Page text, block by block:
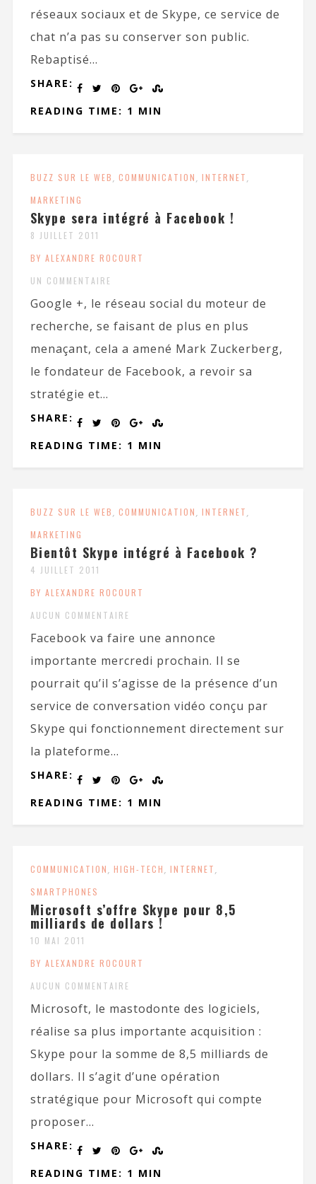
réseaux sociaux et de Skype, ce service de
chat n’a pas su conserver son public.
Rebaptisé...
SHARE:
READING TIME: 1 MIN
BUZZ SUR LE WEB, COMMUNICATION, INTERNET,
MARKETING
Skype sera intégré à Facebook !
8 JUILLET 2011
BY ALEXANDRE ROCOURT
UN COMMENTAIRE
Google +, le réseau social du moteur de
recherche, se faisant de plus en plus
menaçant, cela a amené Mark Zuckerberg,
le fondateur de Facebook, a revoir sa
stratégie et...
SHARE:
READING TIME: 1 MIN
BUZZ SUR LE WEB, COMMUNICATION, INTERNET,
MARKETING
Bientôt Skype intégré à Facebook ?
4 JUILLET 2011
BY ALEXANDRE ROCOURT
AUCUN COMMENTAIRE
Facebook va faire une annonce
importante mercredi prochain. Il se
pourrait qu’il s’agisse de la présence d’un
service de conversation vidéo conçu par
Skype qui fonctionnement directement sur
la plateforme...
SHARE:
READING TIME: 1 MIN
COMMUNICATION, HIGH-TECH, INTERNET,
SMARTPHONES
Microsoft s’offre Skype pour 8,5
milliards de dollars !
10 MAI 2011
BY ALEXANDRE ROCOURT
AUCUN COMMENTAIRE
Microsoft, le mastodonte des logiciels,
réalise sa plus importante acquisition :
Skype pour la somme de 8,5 milliards de
dollars. Il s’agit d’une opération
stratégique pour Microsoft qui compte
proposer...
SHARE:
READING TIME: 1 MIN